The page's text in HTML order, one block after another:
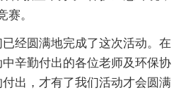
赛。
经圆满地完成了这次活动。在
辛勤付出的各位老师及环保协
出，才有了我们活动才会圆满